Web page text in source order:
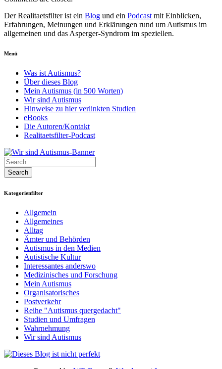
Der Realitaetsfilter ist ein Blog und ein Podcast mit Einblicken,
Erfahrungen, Meinungen und Erklärungen rund um Autismus im
allgemeinen und das Asperger-Syndrom im speziellen.
Menü
Was ist Autismus?
Über dieses Blog
Mein Autismus (in 500 Worten)
Wir sind Autismus
Hinweise zu hier verlinkten Studien
eBooks
Die Autoren/Kontakt
Realitaetsfilter-Podcast
Kategorienfilter
Allgemein
Allgemeines
Alltag
Ämter und Behörden
Autismus in den Medien
Autistische Kultur
Interessantes anderswo
Medizinisches und Forschung
Mein Autismus
Organisatorisches
Postverkehr
Reihe "Autismus quergedacht"
Studien und Umfragen
Wahrnehmung
Wir sind Autismus